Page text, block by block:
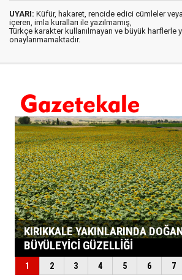
UYARI: Küfür, hakaret, rencide edici cümleler
içeren, imla kuralları ile yazılmamış,
Türkçe karakter kullanılmayan ve büyük harflerle
onaylanmamaktadır.